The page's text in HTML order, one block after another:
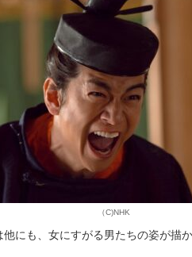
（C)NHK
にも、女にすがる男たちの姿が描